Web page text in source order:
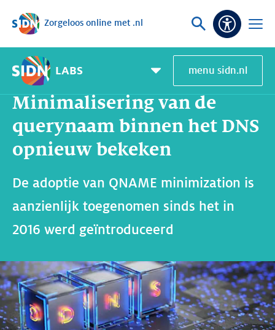
Sla navigatie over
Zorgeloos online met .nl
Vraag
zoek
Open
LABS
Pagemenu
toggle
menu sidn.nl
Home SIDN Labs
Minimalisering van de
querynaam binnen het DNS
opnieuw bekeken
De adoptie van QNAME minimization is
aanzienlijk toegenomen sinds het in
2016 werd geïntroduceerd